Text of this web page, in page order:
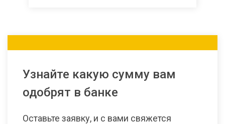
Узнайте какую сумму вам
одобрят в банке
Оставьте заявку, и с вами свяжется